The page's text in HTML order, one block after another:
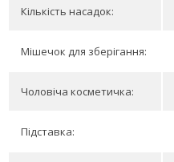
Кількість насадок:
Мішечок для зберігання:
Чоловіча косметичка:
Підставка: